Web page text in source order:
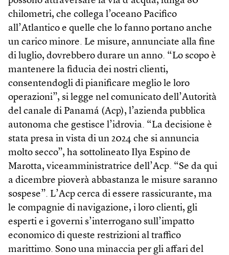
chilometri, che collega l’oceano Pacifico
all’Atlantico e quelle che lo fanno portano anche
un carico minore. Le misure, annunciate alla fine
di luglio, dovrebbero durare un anno. “Lo scopo è
mantenere la fiducia dei nostri clienti,
consentendogli di pianificare meglio le loro
operazioni”, si legge nel comunicato dell’Autorità
del canale di Panamá (Acp), l’azienda pubblica
autonoma che gestisce l’idrovia. “La decisione è
stata presa in vista di un 2024 che si annuncia
molto secco”, ha sottolineato Ilya Espino de
Marotta, viceamministratrice dell’Acp. “Se da qui
a dicembre pioverà abbastanza le misure saranno
sospese”. L’Acp cerca di essere rassicurante, ma
le compagnie di navigazione, i loro clienti, gli
esperti e i governi s’interrogano sull’impatto
economico di queste restrizioni al traffico
marittimo. Sono una minaccia per gli affari del